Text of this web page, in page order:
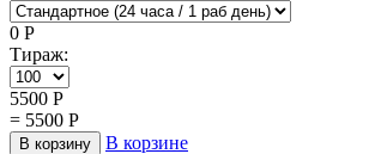
0 Р
Тираж:
5500 Р
= 5500 Р
В корзину
В корзине